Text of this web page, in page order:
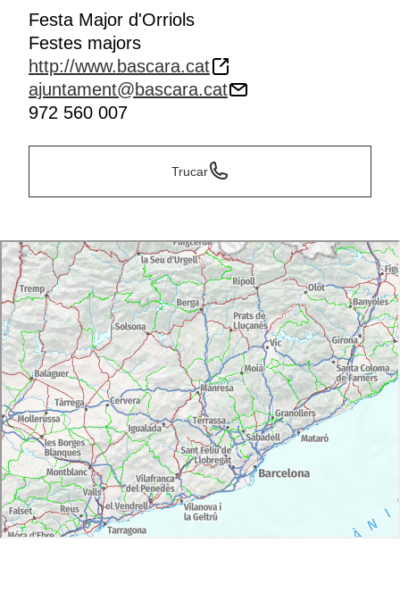
Festa Major d'Orriols
Festes majors
http://www.bascara.cat
ajuntament@bascara.cat
972 560 007
Trucar